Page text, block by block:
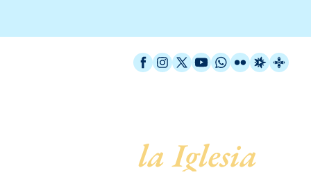
Facebook
Instagram
X / Twitter
YouTube
WhatsApp
FlickrRadio
la Iglesia